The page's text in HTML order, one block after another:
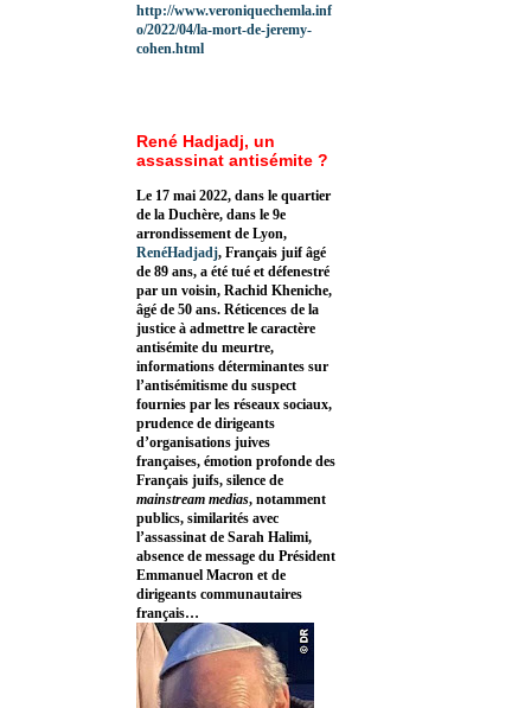
http://www.veroniquechemla.inf
o/2022/04/la-mort-de-jeremy-
cohen.html
René Hadjadj, un
assassinat antisémite ?
Le 17 mai 2022, dans le quartier
de la Duchère, dans le 9e
arrondissement de Lyon,
RenéHadjadj, Français juif âgé
de 89 ans, a été tué et défenestré
par un voisin, Rachid Kheniche,
âgé de 50 ans. Réticences de la
justice à admettre le caractère
antisémite du meurtre,
informations déterminantes sur
l’antisémitisme du suspect
fournies par les réseaux sociaux,
prudence de dirigeants
d’organisations juives
françaises, émotion profonde des
Français juifs, silence de
mainstream medias, notamment
publics, similarités avec
l’assassinat de Sarah Halimi,
absence de message du Président
Emmanuel Macron et de
dirigeants communautaires
français…